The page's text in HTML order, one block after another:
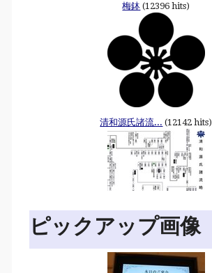
梅鉢 (12396 hits)
清和源氏諸流... (12142 hits)
ピックアップ画像